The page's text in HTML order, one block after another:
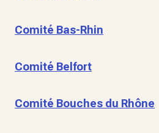
Comité Bas-Rhin
Comité Belfort
Comité Bouches du Rhône